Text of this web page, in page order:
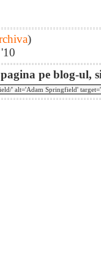
)
pe blog-ul,